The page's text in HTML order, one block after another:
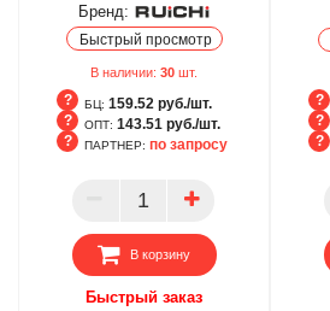
Бренд:
Быстрый просмотр
В наличии: 30 шт.
БЦ: 159.52 руб./шт.
ОПТ: 143.51 руб./шт.
ПАРТНЕР
ПАРТНЕР: по запросу
В корзину
Быстрый заказ